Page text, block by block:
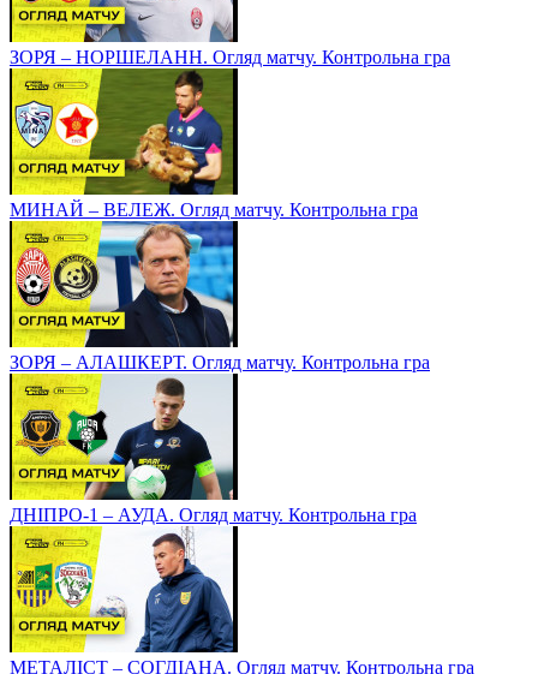
ЗОРЯ – НОРШЕЛАНН. Огляд матчу. Контрольна гра
МИНАЙ – ВЕЛЕЖ. Огляд матчу. Контрольна гра
ЗОРЯ – АЛАШКЕРТ. Огляд матчу. Контрольна гра
ДНІПРО-1 – АУДА. Огляд матчу. Контрольна гра
МЕТАЛІСТ – СОГДІАНА. Огляд матчу. Контрольна гра